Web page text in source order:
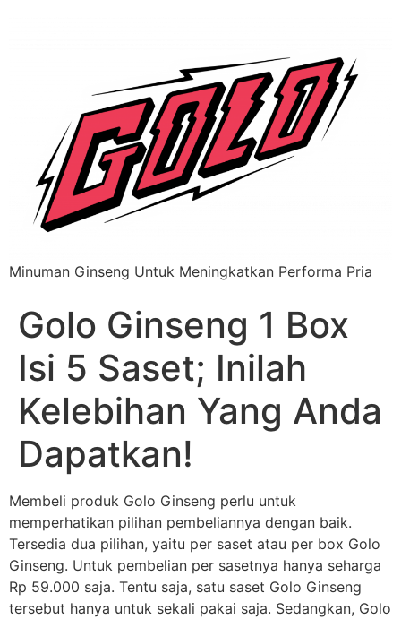
Minuman Ginseng Untuk Meningkatkan Performa Pria
Golo Ginseng 1 Box
Isi 5 Saset; Inilah
Kelebihan Yang Anda
Dapatkan!
Membeli produk Golo Ginseng perlu untuk
memperhatikan pilihan pembeliannya dengan baik.
Tersedia dua pilihan, yaitu per saset atau per box Golo
Ginseng. Untuk pembelian per sasetnya hanya seharga
Rp 59.000 saja. Tentu saja, satu saset Golo Ginseng
tersebut hanya untuk sekali pakai saja. Sedangkan, Golo